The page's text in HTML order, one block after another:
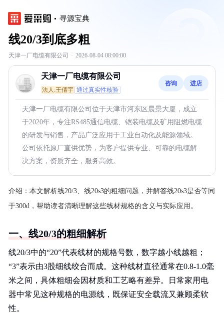
寻源宝典
线20/3到底多粗
天津一厂电缆有限公司 · 2026-08-04 08:00:00
天津一厂电缆有限公司
法人:王倩宇 通过真实性核验
咨询 进店
天津一厂电缆有限公司位于天津市河东区晨景大厦，成立
于2020年，专注RS485通信电缆、铠装电缆及矿用阻燃电缆
的研发与销售，产品广泛应用于工业自动化及能源领域。
公司依托原厂直供优势，为客户提供专业、可靠的电缆解
决方案，资质齐全，服务高效。
介绍： 本文解析线20/3、线20s3的粗细问题，并解答线20s3是否等同
于300d，帮助读者清晰理解这些线材规格的含义与实际应用。
一、线20/3的粗细解析
线20/3中的“20”代表线材的规格号数，数字越小线越粗；
“3”表示由3股细线绞合而成。这种线材直径通常在0.8-1.0毫
米之间，具体粗细会因材质和工艺略有差异。日常家用电
器中常见这种规格的电源线，既保证安全载流又兼顾柔软
性。